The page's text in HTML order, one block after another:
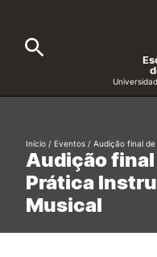
Cursos
Candidatos
Search
Formative Offer
Audição final
Prática
Musical
Início / Eventos / Audição final